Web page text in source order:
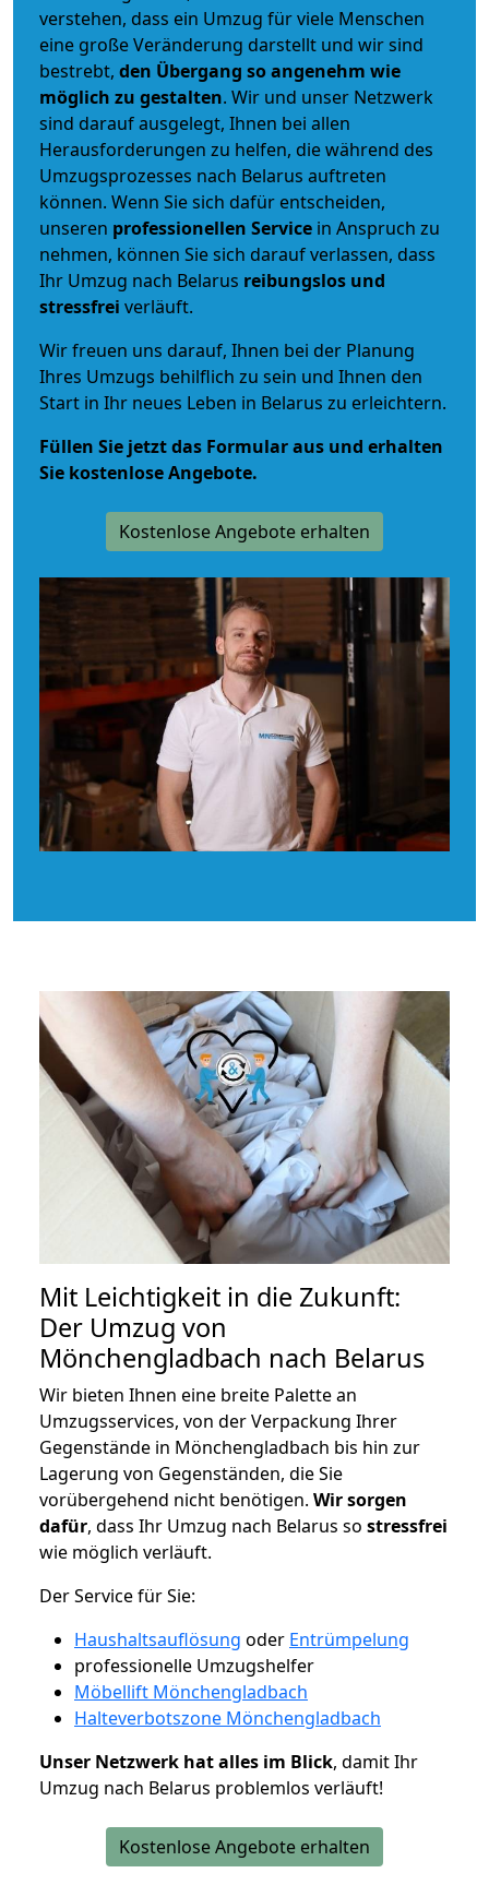
verstehen, dass ein Umzug für viele Menschen
eine große Veränderung darstellt und wir sind
bestrebt, den Übergang so angenehm wie
möglich zu gestalten. Wir und unser Netzwerk
sind darauf ausgelegt, Ihnen bei allen
Herausforderungen zu helfen, die während des
Umzugsprozesses nach Belarus auftreten
können. Wenn Sie sich dafür entscheiden,
unseren professionellen Service in Anspruch zu
nehmen, können Sie sich darauf verlassen, dass
Ihr Umzug nach Belarus reibungslos und
stressfrei verläuft.
Wir freuen uns darauf, Ihnen bei der Planung
Ihres Umzugs behilflich zu sein und Ihnen den
Start in Ihr neues Leben in Belarus zu erleichtern.
Füllen Sie jetzt das Formular aus und erhalten
Sie kostenlose Angebote.
Kostenlose Angebote erhalten
Mit Leichtigkeit in die Zukunft:
Der Umzug von
Mönchengladbach nach Belarus
Wir bieten Ihnen eine breite Palette an
Umzugsservices, von der Verpackung Ihrer
Gegenstände in Mönchengladbach bis hin zur
Lagerung von Gegenständen, die Sie
vorübergehend nicht benötigen. Wir sorgen
dafür, dass Ihr Umzug nach Belarus so stressfrei
wie möglich verläuft.
Der Service für Sie:
Haushaltsauflösung oder Entrümpelung
professionelle Umzugshelfer
Möbellift Mönchengladbach
Halteverbotszone Mönchengladbach
Unser Netzwerk hat alles im Blick, damit Ihr
Umzug nach Belarus problemlos verläuft!
Kostenlose Angebote erhalten